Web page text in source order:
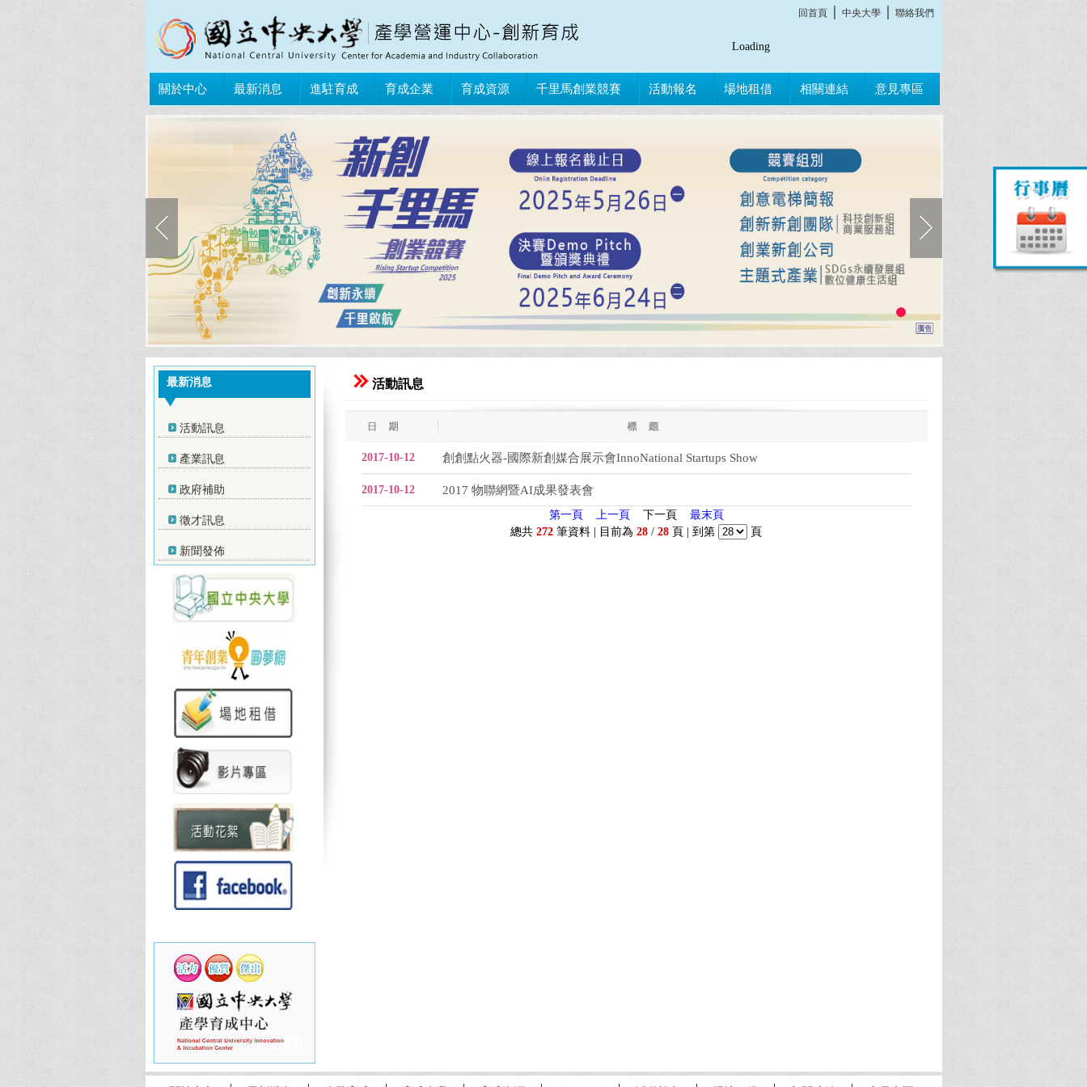
回首頁│ 中央大學│ 聯絡我們
Loading
關於中心 最新消息 進駐育成 育成企業 育成資源 千里馬創業競賽 活動報名 場地租借 相關連結 意見專區
最新消息
活動訊息
產業訊息
政府補助
徵才訊息
新聞發佈
活動訊息
2017-10-12 創創點火器-國際新創媒合展示會InnoNational Startups Show
2017-10-12 2017 物聯網暨AI成果發表會
第一頁 上一頁 下一頁 最末頁
總共 272 筆資料 | 目前為 28 / 28 頁 | 到第 頁